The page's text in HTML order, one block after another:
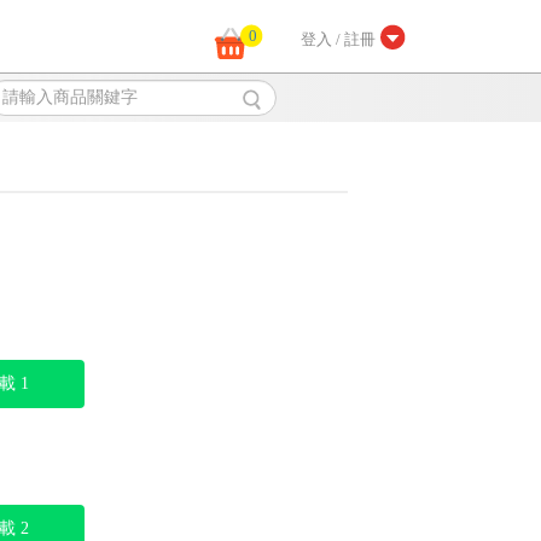
登入 / 註冊
0
1
2